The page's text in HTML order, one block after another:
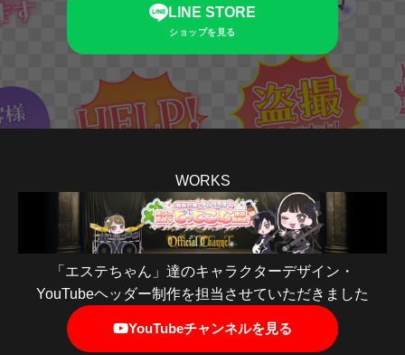
LINE STORE
ショップを見る
WORKS
「エステちゃん」達のキャラクターデザイン・
YouTubeヘッダー制作を担当させていただきました
YouTubeチャンネルを見る